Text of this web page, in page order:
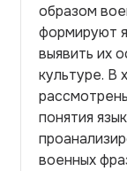
образом
формируют
выявить их
культуре. В
понятия
военных